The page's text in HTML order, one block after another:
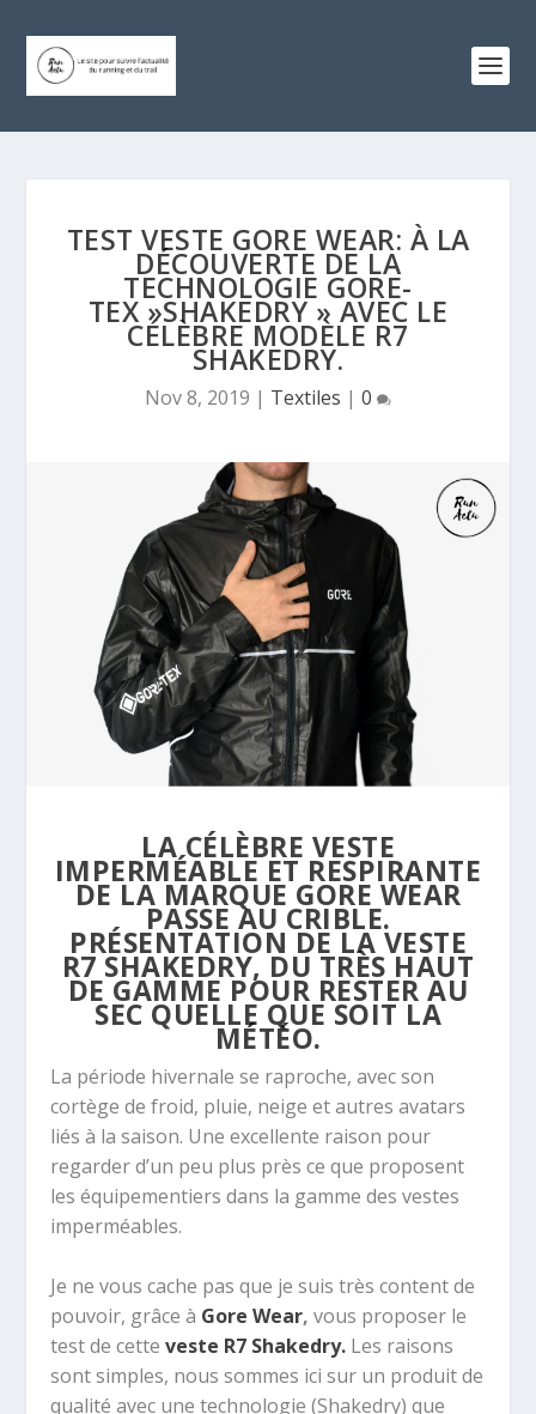
TEST VESTE GORE WEAR: À LA
DÉCOUVERTE DE LA
TECHNOLOGIE GORE-
TEX »SHAKEDRY » AVEC LE
CÉLÈBRE MODÈLE R7
SHAKEDRY.
Nov 8, 2019 | Textiles | 0
LA CÉLÈBRE VESTE
IMPERMÉABLE ET RESPIRANTE
DE LA MARQUE GORE WEAR
PASSE AU CRIBLE.
PRÉSENTATION DE LA VESTE
R7 SHAKEDRY, DU TRÈS HAUT
DE GAMME POUR RESTER AU
SEC QUELLE QUE SOIT LA
MÉTÉO.
La période hivernale se raproche, avec son
cortège de froid, pluie, neige et autres avatars
liés à la saison. Une excellente raison pour
regarder d’un peu plus près ce que proposent
les équipementiers dans la gamme des vestes
imperméables.
Je ne vous cache pas que je suis très content de
pouvoir, grâce à Gore Wear,vous proposer le
test de cetteveste R7 Shakedry. Les raisons
sont simples, nous sommes ici sur un produit de
qualité avec une technologie (Shakedry) que